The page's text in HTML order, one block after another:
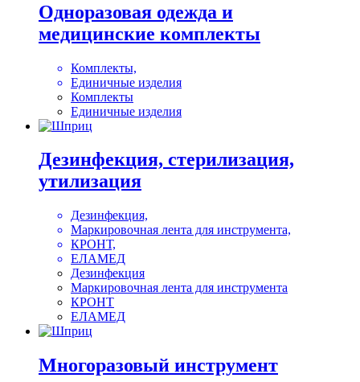
Одноразовая одежда и
медицинские комплекты
Комплекты,
Единичные изделия
Комплекты
Единичные изделия
Дезинфекция, стерилизация,
утилизация
Дезинфекция,
Маркировочная лента для инструмента,
КРОНТ,
ЕЛАМЕД
Дезинфекция
Маркировочная лента для инструмента
КРОНТ
ЕЛАМЕД
Многоразовый инструмент